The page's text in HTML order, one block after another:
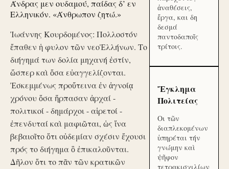
Άνδρας μεν ουδαμού, παίδας δ’ εν
Ελληνικόν. «Άνθρωπον ζητώ.»
Ἰωάννης Κουρδομένος: Πολλοστόν
ἔπαθεν ἡ φυλον τῶν νεοἙλλήνων. Το
διήγημά των δολία μηχανή ἐστίν,
ὥσπερ καὶ ὅσα εὐαγγελίζονται.
Ἐσκεμμένως προὔτεινα ἐν ἀγνοίᾳ
χρόνου ὅσα ἥρπασαν ἀρχαί -
πολιτικοί - δημάρχοι - αἱρετοί -
ἐπενδυταί καὶ μαφιῶται, ὡς ἵνα
βεβαιοῖτο ὅτι οὐδεμίαν σχέσιν ἔχουσι
πρός το διήγημα ὃ ἐπικαλοῦνται.
Δῆλον ὅτι το πᾶν τῶν κρατικῶν
ἀναθέσεις,
ἔργα, και δη
δεσμά
παντοδαποῖς
τρίτοις.
Ἔγκλημα
Πολιτείας
Οι τῶν
διαπλεκομένων
ὑπηρέται τήν
γνώμην καὶ
ψῆφον
τετρακισχιλίων